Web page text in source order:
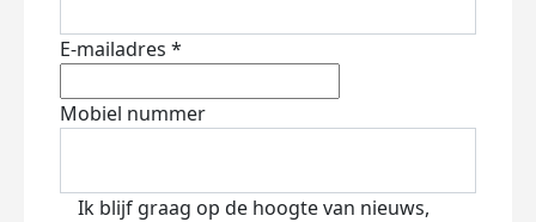
E-mailadres *
Mobiel nummer
Ik blijf graag op de hoogte van nieuws,